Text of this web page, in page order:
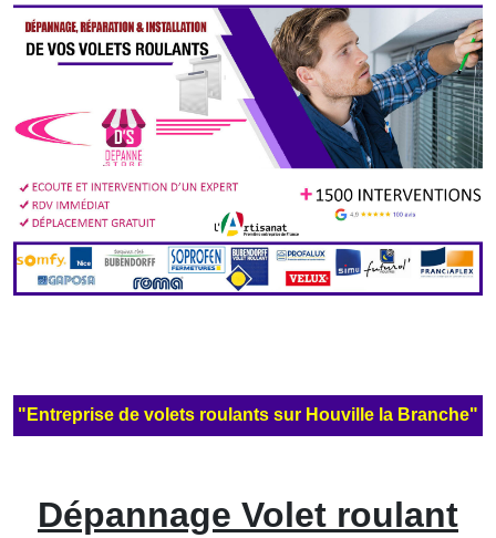
"Entreprise de volets roulants sur Houville la Branche"
Dépannage Volet roulant